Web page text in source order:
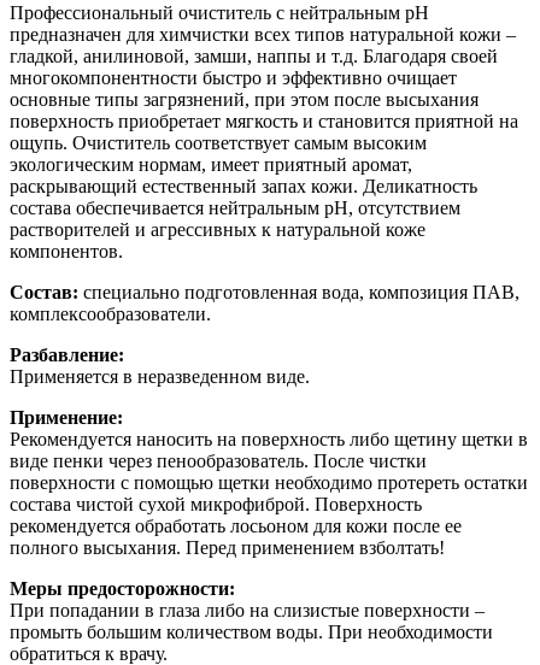
Профессиональный очиститель с нейтральным pH
предназначен для химчистки всех типов натуральной кожи –
гладкой, анилиновой, замши, наппы и т.д. Благодаря своей
многокомпонентности быстро и эффективно очищает
основные типы загрязнений, при этом после высыхания
поверхность приобретает мягкость и становится приятной на
ощупь. Очиститель соответствует самым высоким
экологическим нормам, имеет приятный аромат,
раскрывающий естественный запах кожи. Деликатность
состава обеспечивается нейтральным pH, отсутствием
растворителей и агрессивных к натуральной коже
компонентов.
Состав: специально подготовленная вода, композиция ПАВ,
комплексообразователи.
Разбавление:
Применяется в неразведенном виде.
Применение:
Рекомендуется наносить на поверхность либо щетину щетки в
виде пенки через пенообразователь. После чистки
поверхности с помощью щетки необходимо протереть остатки
состава чистой сухой микрофиброй. Поверхность
рекомендуется обработать лосьоном для кожи после ее
полного высыхания. Перед применением взболтать!
Меры предосторожности:
При попадании в глаза либо на слизистые поверхности –
промыть большим количеством воды. При необходимости
обратиться к врачу.